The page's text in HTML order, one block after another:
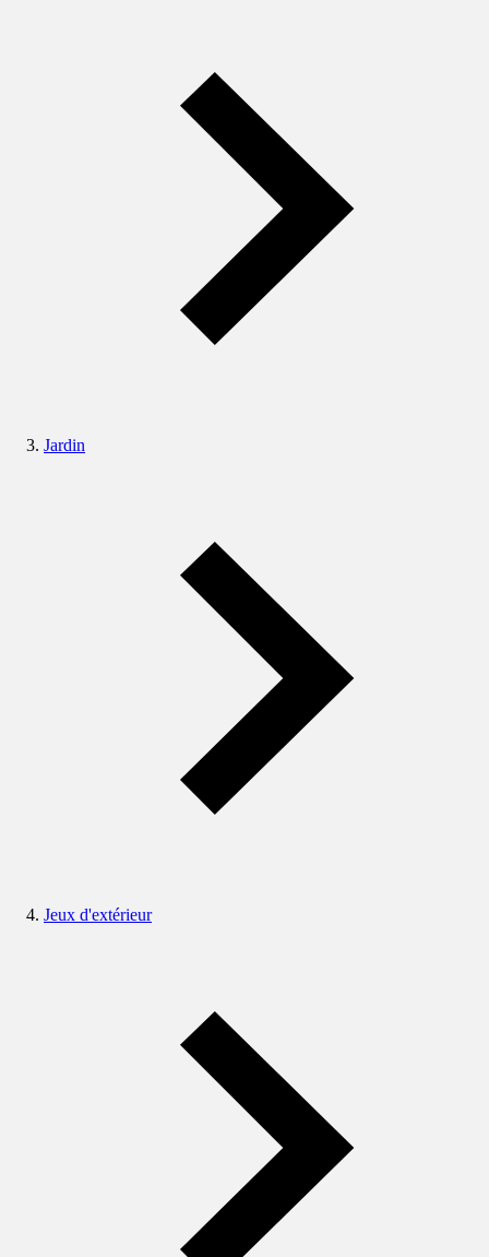
Jardin
Jeux d'extérieur